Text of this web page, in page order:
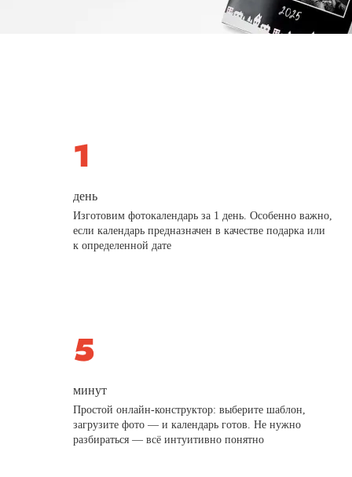
день
Изготовим фотокалендарь за 1 день. Особенно важно,
если календарь предназначен в качестве подарка или
к определенной дате
минут
Простой онлайн-конструктор: выберите шаблон,
загрузите фото — и календарь готов. Не нужно
разбираться — всё интуитивно понятно